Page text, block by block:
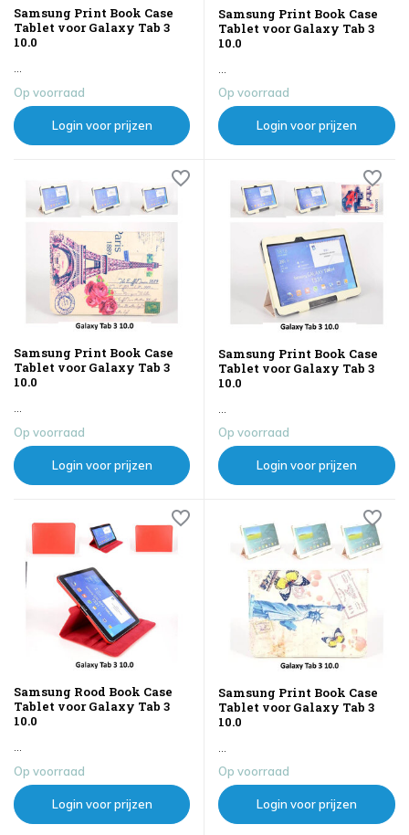
Samsung Print Book Case
Tablet voor Galaxy Tab 3
10.0
...
Op voorraad
Login voor prijzen
Samsung Print Book Case
Tablet voor Galaxy Tab 3
10.0
...
Op voorraad
Login voor prijzen
Samsung Print Book Case
Tablet voor Galaxy Tab 3
10.0
Op voorraad
Login voor prijzen
Samsung Print Book Case
Tablet voor Galaxy Tab 3
10.0
Op voorraad
Login voor prijzen
Samsung Rood Book Case
Tablet voor Galaxy Tab 3
10.0
...
Op voorraad
Login voor prijzen
Samsung Print Book Case
Tablet voor Galaxy Tab 3
10.0
...
Op voorraad
Login voor prijzen